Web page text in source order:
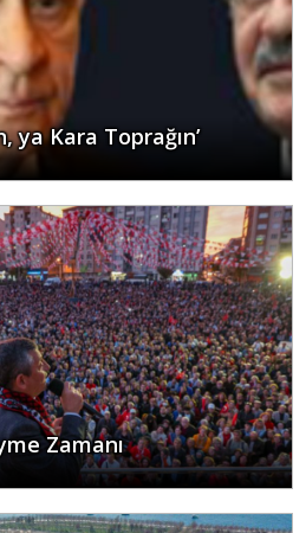
ya Kara Toprağın’
Zamanı